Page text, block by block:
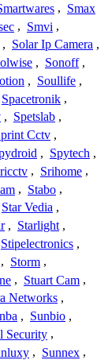
, Smax
, Smvi ,
, Solar Ip Camera ,
, Sonoff ,
, Soullife ,
Spacetronik ,
, Spetslab ,
Cctv ,
, Spytech ,
, Srihome ,
, Stabo ,
Star Vedia ,
, Starlight ,
Stipelectronics ,
, Storm ,
, Stuart Cam ,
Networks ,
, Sunbio ,
Security ,
, Sunnex ,